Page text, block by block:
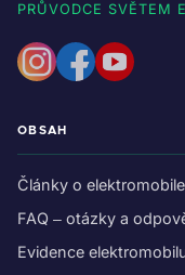
PRŮVODCE SVĚTEM
OBSAH
Články o
FAQ – otázky a
Evidence